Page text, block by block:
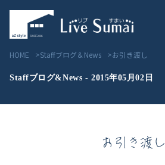
Livesumai 住宅標準性能
HOME Staffブログ＆News お引き渡し
Staffブログ&News - 2015年05月02日
お引き渡し